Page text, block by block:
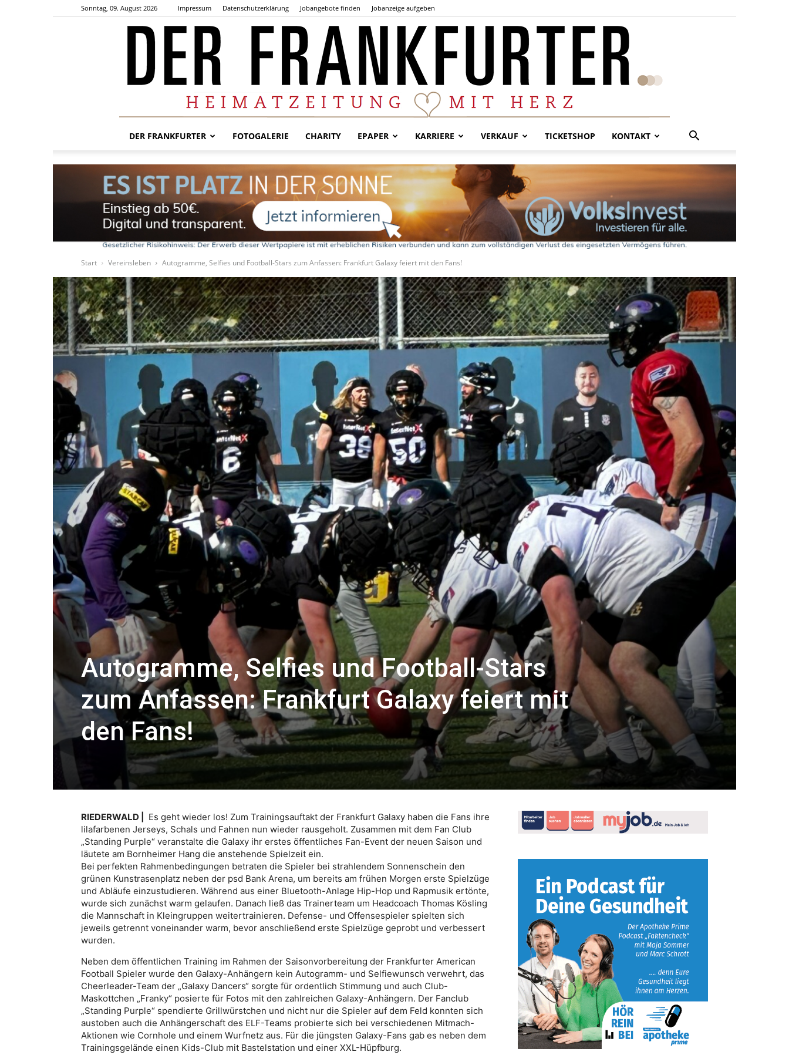
Sonntag, 09. August 2026 Impressum Datenschutzerklärung Jobangebote finden Jobanzeige aufgeben
Frankfurter
DER FRANKFURTER FOTOGALERIE CHARITY EPAPER KARRIERE VERKAUF TICKETSHOP KONTAKT
Start Vereinsleben Autogramme, Selfies und Football-Stars zum Anfassen: Frankfurt Galaxy feiert mit den Fans!
Autogramme, Selfies und Football-Stars
zum Anfassen: Frankfurt Galaxy feiert mit
den Fans!
RIEDERWALD |
Es geht wieder los! Zum Trainingsauftakt der Frankfurt Galaxy haben die Fans ihre
lilafarbenen Jerseys, Schals und Fahnen nun wieder rausgeholt. Zusammen mit dem Fan Club
„Standing Purple“ veranstalte die Galaxy ihr erstes öffentliches Fan-Event der neuen Saison und
läutete am Bornheimer Hang die anstehende Spielzeit ein.
Bei perfekten Rahmenbedingungen betraten die Spieler bei strahlendem Sonnenschein den
grünen Kunstrasenplatz neben der psd Bank Arena, um bereits am frühen Morgen erste Spielzüge
und Abläufe einzustudieren. Während aus einer Bluetooth-Anlage Hip-Hop und Rapmusik ertönte,
wurde sich zunächst warm gelaufen. Danach ließ das Trainerteam um Headcoach Thomas Kösling
die Mannschaft in Kleingruppen weitertrainieren. Defense- und Offensespieler spielten sich
jeweils getrennt voneinander warm, bevor anschließend erste Spielzüge geprobt und verbessert
wurden.
Neben dem öffentlichen Training im Rahmen der Saisonvorbereitung der Frankfurter American
Football Spieler wurde den Galaxy-Anhängern kein Autogramm- und Selfiewunsch verwehrt, das
Cheerleader-Team der „Galaxy Dancers“ sorgte für ordentlich Stimmung und auch Club-
Maskottchen „Franky“ posierte für Fotos mit den zahlreichen Galaxy-Anhängern. Der Fanclub
„Standing Purple“ spendierte Grillwürstchen und nicht nur die Spieler auf dem Feld konnten sich
austoben auch die Anhängerschaft des ELF-Teams probierte sich bei verschiedenen Mitmach-
Aktionen wie Cornhole und einem Wurfnetz aus. Für die jüngsten Galaxy-Fans gab es neben dem
Trainingsgelände einen Kids-Club mit Bastelstation und einer XXL-Hüpfburg.